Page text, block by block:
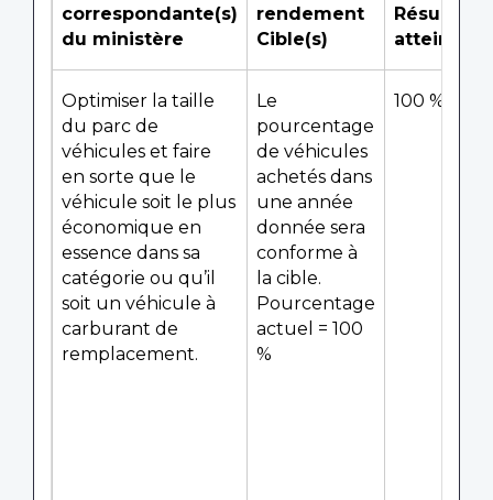
correspondante(s)
du ministère
rendement
Cible(s)
Résultats
atteints
Optimiser la taille
du parc de
véhicules et faire
en sorte que le
véhicule soit le plus
économique en
essence dans sa
catégorie ou qu’il
soit un véhicule à
carburant de
remplacement.
Le
pourcentage
de véhicules
achetés dans
une année
donnée sera
conforme à
la cible.
Pourcentage
actuel = 100
%
100 %